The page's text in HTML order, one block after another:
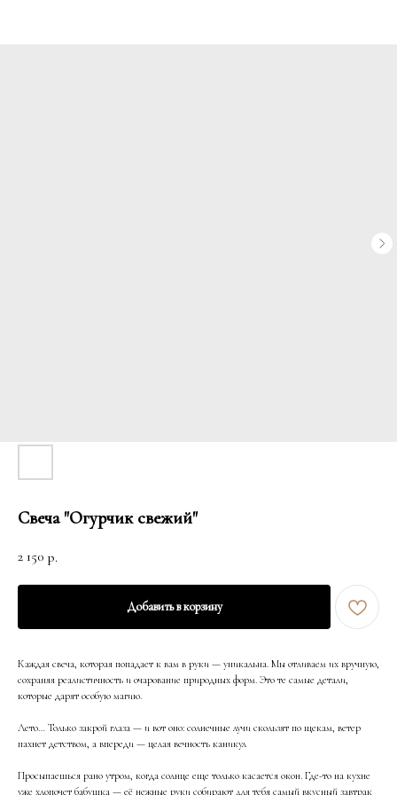
Свеча "Огурчик свежий"
2 150 р.
Добавить в корзину
Каждая свеча, которая попадает к вам в руки — уникальна. Мы отливаем их вручную,
сохраняя реалистичность и очарование природных форм. Это те самые детали,
которые дарят особую магию.
Лето… Только закрой глаза — и вот оно: солнечные лучи скользят по щекам, ветер
пахнет детством, а впереди — целая вечность каникул
Просыпаешься рано утром, когда солнце еще только касается окон. Где-то на кухне
уже хлопочет бабушка — её нежные руки собирают для тебя самый вкусный завтрак